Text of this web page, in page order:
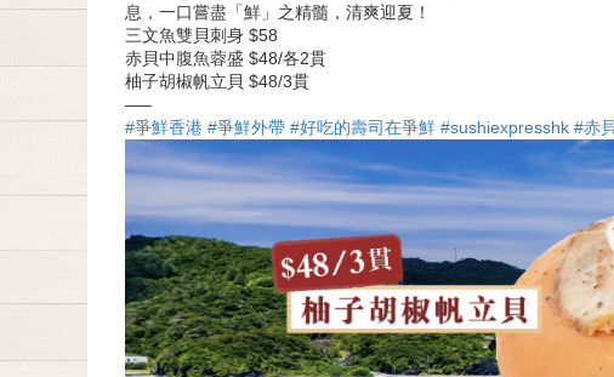
息，一口嘗盡「鮮」之精髓，清爽迎夏！
三文魚雙貝刺身 $58
赤貝中腹魚蓉盛 $48/各2貫
柚子胡椒帆立貝 $48/3貫
—–
#爭鮮香港 #爭鮮外帶 #好吃的壽司在爭鮮 #sushiexpresshk #赤貝